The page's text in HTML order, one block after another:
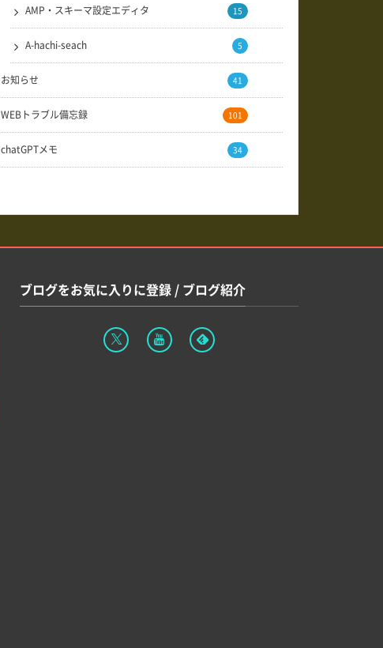
AMP・スキーマ設定エディタ 15
A-hachi-seach 5
お知らせ 41
WEBトラブル備忘録 101
chatGPTメモ 34
ブログをお気に入りに登録 / ブログ紹介